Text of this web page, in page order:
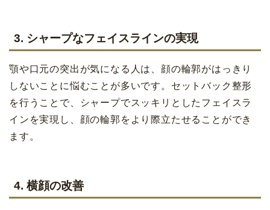
3. シャープなフェイスラインの実現
顎や口元の突出が気になる人は、顔の輪郭がはっきり
しないことに悩むことが多いです。セットバック整形
を行うことで、シャープでスッキリとしたフェイスラ
インを実現し、顔の輪郭をより際立たせることができ
ます。
4. 横顔の改善